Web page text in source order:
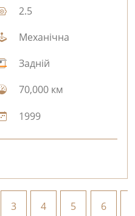
2.5
Механічна
Задній
70,000 км
1999
3 4 5 6